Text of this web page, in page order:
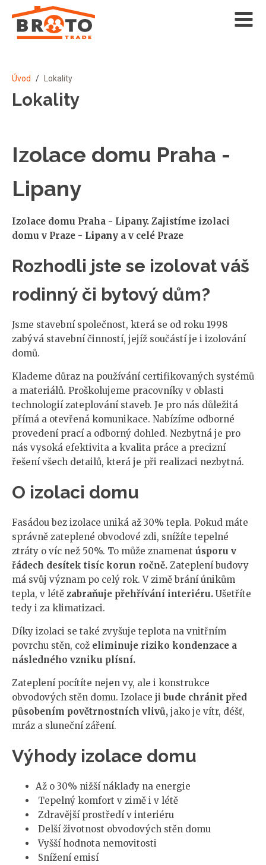
Úvod / Lokality
Lokality
Izolace domu Praha -
Lipany
Izolace domu Praha - Lipany. Zajistíme izolaci
domu v Praze - Lipany a v celé Praze
Rozhodli jste se izolovat váš
rodinný či bytový dům?
Jsme stavební společnost, která se od roku 1998
zabývá stavební činností, jejíž součástí je i izolování
domů.
Klademe důraz na používání certifikovaných systémů
a materiálů. Proškolujeme pracovníky v oblasti
technologií zateplování staveb. Je pro nás důležitá
přímá a otevřená komunikace. Nabízíme odborné
provedení prací a odborný dohled. Nezbytná je pro
nás vysoká efektivita a kvalita práce a precizní
řešení všech detailů, která je při realizaci nezbytná.
O izolaci domu
Fasádou bez izolace uniká až 30% tepla. Pokud máte
správně zateplené obvodové zdi, snížíte tepelné
ztráty o víc než 50%. To může znamenat úsporu v
řádech desítek tisíc korun ročně. Zateplení budovy
má svůj význam po celý rok. V zimě brání únikům
tepla, v létě zabraňuje přehřívání interiéru. Ušetříte
tedy i za klimatizaci.
Díky izolaci se také zvyšuje teplota na vnitřním
povrchu stěn, což eliminuje riziko kondenzace a
následného vzniku plísní.
Zateplení pocítíte nejen vy, ale i konstrukce
obvodových stěn domu. Izolace ji bude chránit před
působením povětrnostních vlivů, jako je vítr, déšť,
mráz a sluneční záření.
Výhody izolace domu
Až o 30% nižší náklady na energie
Tepelný komfort v zimě i v létě
Zdravější prostředí v interiéru
Delší životnost obvodových stěn domu
Vyšší hodnota nemovitosti
Snížení emisí